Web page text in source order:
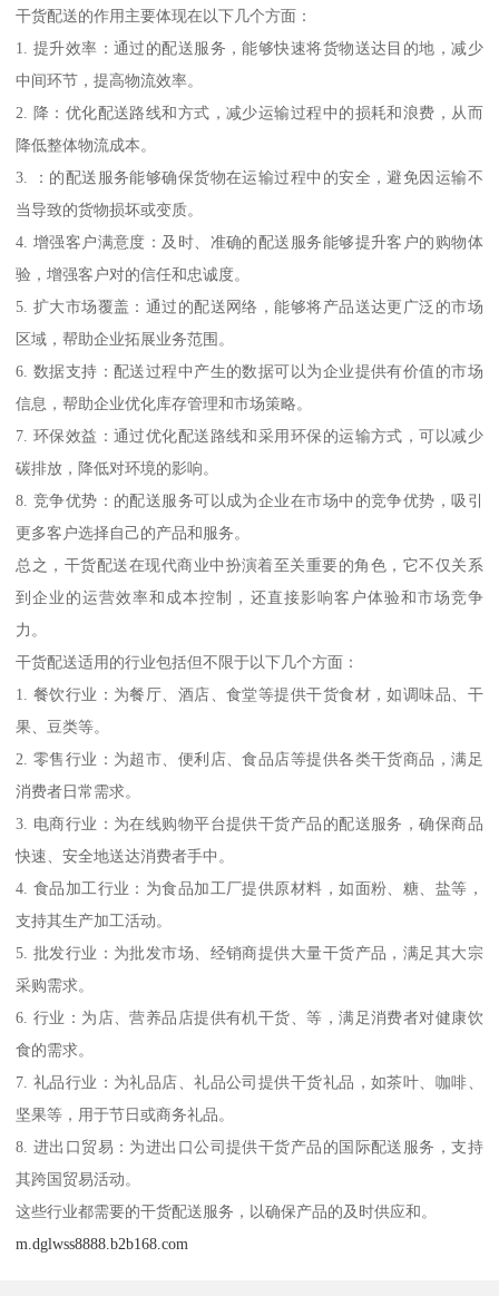
干货配送的作用主要体现在以下几个方面：
1. 提升效率：通过的配送服务，能够快速将货物送达目的地，减少
中间环节，提高物流效率。
2. 降：优化配送路线和方式，减少运输过程中的损耗和浪费，从而
降低整体物流成本。
3. ：的配送服务能够确保货物在运输过程中的安全，避免因运输不
当导致的货物损坏或变质。
4. 增强客户满意度：及时、准确的配送服务能够提升客户的购物体
验，增强客户对的信任和忠诚度。
5. 扩大市场覆盖：通过的配送网络，能够将产品送达更广泛的市场
区域，帮助企业拓展业务范围。
6. 数据支持：配送过程中产生的数据可以为企业提供有价值的市场
信息，帮助企业优化库存管理和市场策略。
7. 环保效益：通过优化配送路线和采用环保的运输方式，可以减少
碳排放，降低对环境的影响。
8. 竞争优势：的配送服务可以成为企业在市场中的竞争优势，吸引
更多客户选择自己的产品和服务。
总之，干货配送在现代商业中扮演着至关重要的角色，它不仅关系
到企业的运营效率和成本控制，还直接影响客户体验和市场竞争
力。
干货配送适用的行业包括但不限于以下几个方面：
1. 餐饮行业：为餐厅、酒店、食堂等提供干货食材，如调味品、干
果、豆类等。
2. 零售行业：为超市、便利店、食品店等提供各类干货商品，满足
消费者日常需求。
3. 电商行业：为在线购物平台提供干货产品的配送服务，确保商品
快速、安全地送达消费者手中。
4. 食品加工行业：为食品加工厂提供原材料，如面粉、糖、盐等，
支持其生产加工活动。
5. 批发行业：为批发市场、经销商提供大量干货产品，满足其大宗
采购需求。
6. 行业：为店、营养品店提供有机干货、等，满足消费者对健康饮
食的需求。
7. 礼品行业：为礼品店、礼品公司提供干货礼品，如茶叶、咖啡、
坚果等，用于节日或商务礼品。
8. 进出口贸易：为进出口公司提供干货产品的国际配送服务，支持
其跨国贸易活动。
这些行业都需要的干货配送服务，以确保产品的及时供应和。
m.dglwss8888.b2b168.com